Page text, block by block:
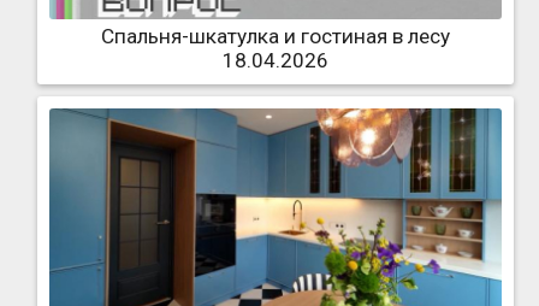
Спальня-шкатулка и гостиная в лесу
18.04.2026